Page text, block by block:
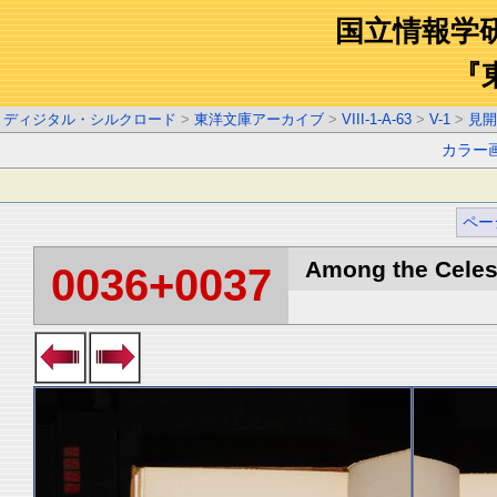
国立情報学
『
ディジタル・シルクロード > 東洋文庫アーカイブ > VIII-1-A-63 > V-1 > 見
カラー
ペー
0036+0037 Among the